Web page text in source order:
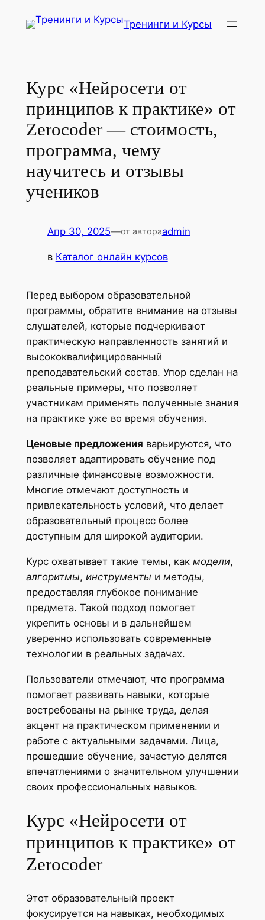
Тренинги и Курсы
Курс «Нейросети от
принципов к практике» от
Zerocoder — стоимость,
программа, чему
научитесь и отзывы
учеников
Апр 30, 2025—от автораadmin
в Каталог онлайн курсов
Перед выбором образовательной
программы, обратите внимание на отзывы
слушателей, которые подчеркивают
практическую направленность занятий и
высококвалифицированный
преподавательский состав. Упор сделан на
реальные примеры, что позволяет
участникам применять полученные знания
на практике уже во время обучения.
Ценовые предложения варьируются, что
позволяет адаптировать обучение под
различные финансовые возможности.
Многие отмечают доступность и
привлекательность условий, что делает
образовательный процесс более
доступным для широкой аудитории.
Курс охватывает такие темы, как модели,
алгоритмы, инструменты и методы,
предоставляя глубокое понимание
предмета. Такой подход помогает
укрепить основы и в дальнейшем
уверенно использовать современные
технологии в реальных задачах.
Пользователи отмечают, что программа
помогает развивать навыки, которые
востребованы на рынке труда, делая
акцент на практическом применении и
работе с актуальными задачами. Лица,
прошедшие обучение, зачастую делятся
впечатлениями о значительном улучшении
своих профессиональных навыков.
Курс «Нейросети от
принципов к практике» от
Zerocoder
Этот образовательный проект
фокусируется на навыках, необходимых